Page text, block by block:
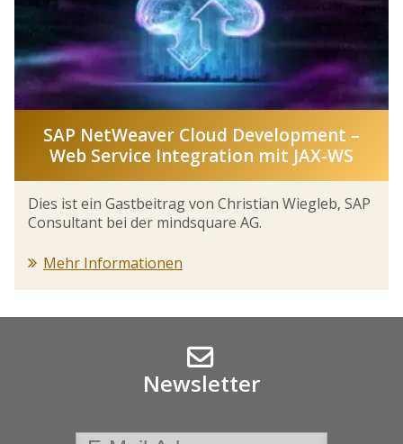
SAP NetWeaver Cloud Development –
Web Service Integration mit JAX-WS
Dies ist ein Gastbeitrag von Christian Wiegleb, SAP
Consultant bei der mindsquare AG.
Mehr Informationen
Newsletter